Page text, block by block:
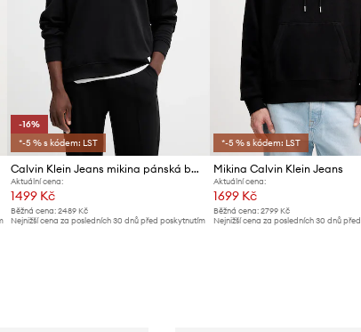
-16%
*-5 % s kódem: LST
Calvin Klein Jeans mikina pánská bavlněná
Aktuální cena:
1499 Kč
Běžná cena: 2489 Kč
Nejnižší cena za posledních 30 dnů před poskytnutím
*-5 % s kódem: LST
Mikina Calvin Klein Jeans
Aktuální cena:
1699 Kč
Běžná cena: 2799 Kč
Nejnižší cena za posledních 30 dnů